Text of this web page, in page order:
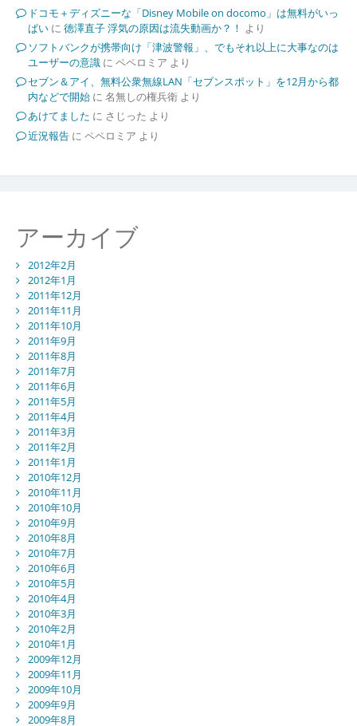
ドコモ＋ディズニーな「Disney Mobile on docomo」は無料がいっ
ぱいに 徳澤直子 浮気の原因は流失動画か？！ より
ソフトバンクが携帯向け「津波警報」、でもそれ以上に大事なのは
ユーザーの意識に ペペロミア より
セブン＆アイ、無料公衆無線LAN「セブンスポット」を12月から都
内などで開始に 名無しの権兵衛より
あけてました に さじった より
近況報告に ペペロミア より
アーカイブ
2012年2月
2012年1月
2011年12月
2011年11月
2011年10月
2011年9月
2011年8月
2011年7月
2011年6月
2011年5月
2011年4月
2011年3月
2011年2月
2011年1月
2010年12月
2010年11月
2010年10月
2010年9月
2010年8月
2010年7月
2010年6月
2010年5月
2010年4月
2010年3月
2010年2月
2010年1月
2009年12月
2009年11月
2009年10月
2009年9月
2009年8月